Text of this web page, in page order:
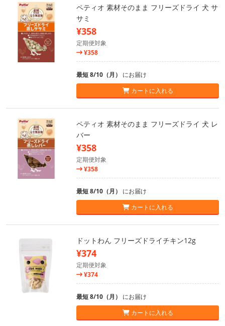
ペティオ 素材そのまま フリーズドライ 犬 サ
サミ
¥358
定期便対象
¥358
最短 8/10（月） にお届け
カートに入れる
ペティオ 素材そのまま フリーズドライ 犬 レ
バー
¥358
定期便対象
¥358
最短 8/10（月） にお届け
カートに入れる
ドットわん フリーズドライチキン12g
¥374
定期便対象
¥374
最短 8/10（月） にお届け
カートに入れる